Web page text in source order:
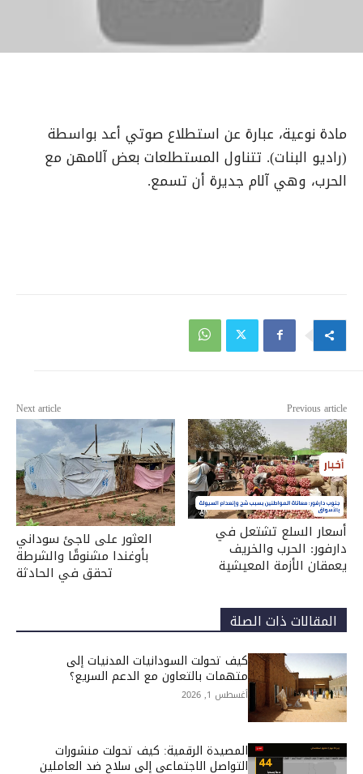
مادة نوعية، عبارة عن استطلاع صوتي أعد بواسطة
(راديو البنات). تتناول المستطلعات بعض آلامهن مع
الحرب، وهي آلام جديرة أن تسمع.
Previous article
أسعار السلع تشتعل في
دارفور: الحرب والخريف
يعمقان الأزمة المعيشية
Next article
العثور على لاجئ سوداني
بأوغندا مشنوقًا والشرطة
تحقق في الحادثة
المقالات ذات الصلة
كيف تحولت السودانيات المدنيات إلى
متهمات بالتعاون مع الدعم السريع؟
أغسطس 1, 2026
المصيدة الرقمية: كيف تحولت منشورات
التواصل الاجتماعي إلى سلاح ضد العاملين